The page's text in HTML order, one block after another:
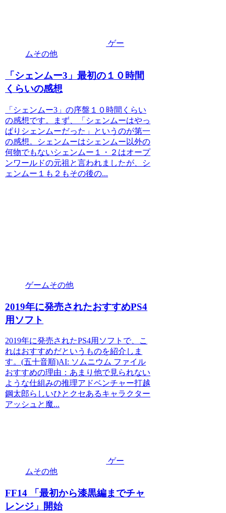
ゲー
ムその他
「シェンムー3」最初の１０時間
くらいの感想
「シェンムー3」の序盤１０時間くらい
の感想です。まず、「シェンムーはやっ
ぱりシェンムーだった」というのが第一
の感想。シェンムーはシェンムー以外の
何物でもないシェンムー１・２はオープ
ンワールドの元祖と言われましたが、シ
ェンムー１も２もその後の...
ゲームその他
2019年に発売されたおすすめPS4
用ソフト
2019年に発売されたPS4用ソフトで、こ
れはおすすめだというものを紹介しま
す。(五十音順)AI: ソムニウム ファイル
おすすめの理由：あまり他で見られない
ような仕組みの推理アドベンチャー打越
鋼太郎らしいひとクセあるキャラクター
アッシュと魔...
ゲー
ムその他
FF14 「最初から漆黒編までチャ
レンジ」開始